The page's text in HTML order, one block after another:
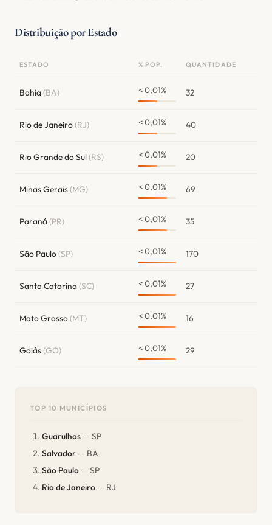
Distribuição por Estado
ESTADO % POP. QUANTIDADE
Bahia (BA) < 0,01% 32
Rio de Janeiro(RJ) < 0,01% 40
Rio Grande do Sul(RS) < 0,01% 20
Minas Gerais(MG) < 0,01% 69
Paraná (PR) < 0,01% 35
São Paulo(SP) < 0,01% 170
Santa Catarina (SC) < 0,01% 27
Mato Grosso(MT) < 0,01% 16
Goiás(GO) < 0,01% 29
TOP 10 MUNICÍPIOS
Guarulhos — SP
Salvador — BA
São Paulo — SP
Rio de Janeiro — RJ